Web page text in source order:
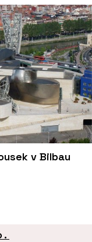
v Bilbau